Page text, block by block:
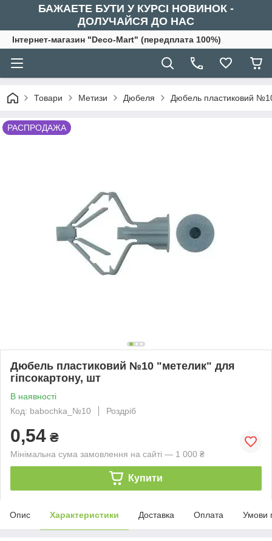
БАЖАЕТЕ БУТИ У КУРСІ НОВИНОК -
ДОЛУЧАЙСЯ ДО НАС
Інтернет-магазин "Deco-Mart" (передплата 100%)
Товари Метизи Дюбеля Дюбель пластиковий
РАСПРОДАЖА
Дюбель пластиковий №10 "метелик" для
гіпсокартону, шт
В наявності
Код: babochka_№10
Роздріб
0,54 ₴
Мінімальна сума замовлення на сайті — 1 000 ₴
Купити
Опис Характеристики Доставка Оплата Умови